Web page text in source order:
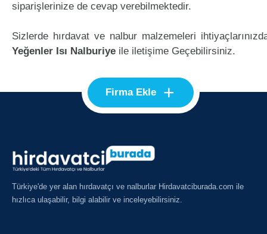
siparişlerinize de cevap verebilmektedir.
Sizlerde hırdavat ve nalbur malzemeleri
Yeğenler Isı Nalburiye ile iletişime Geçebilirsiniz.
Firma Ekle +
Türkiye'de yer alan hırdavatçı ve nalburlar Hirdavatciburada.com ile
hızlıca ulaşabilir, bilgi alabilir ve inceleyebilirsiniz.